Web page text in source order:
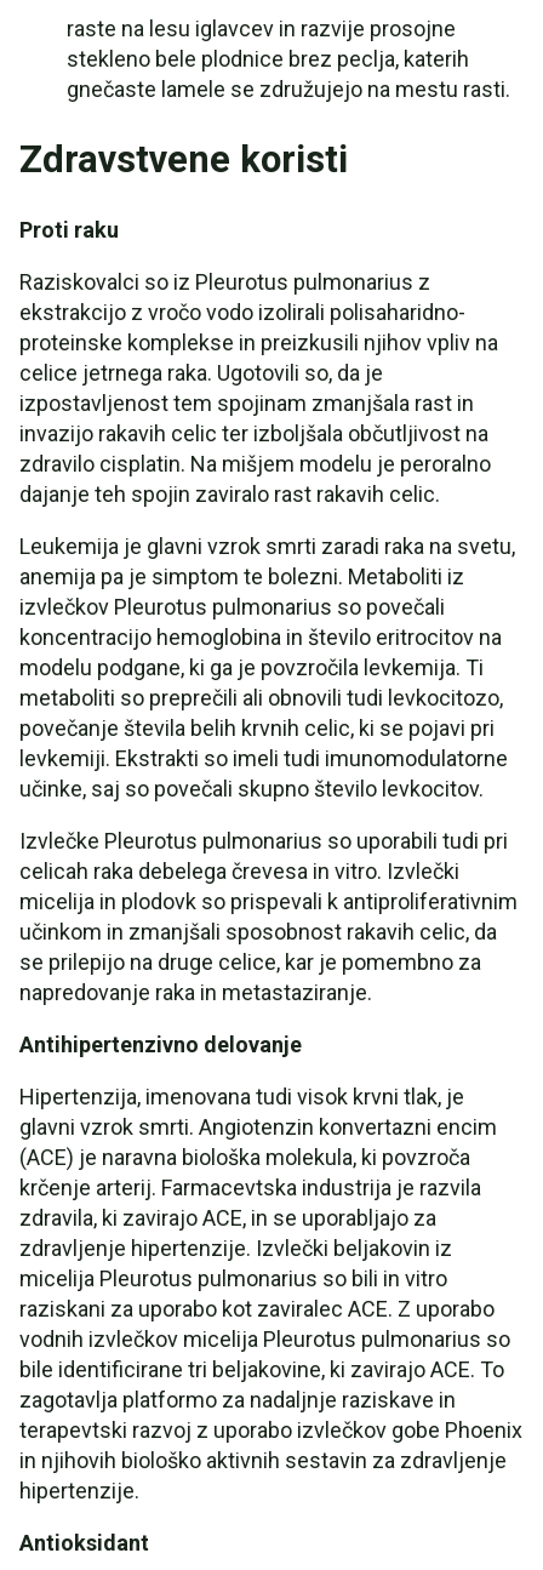
raste na lesu iglavcev in razvije prosojne
stekleno bele plodnice brez peclja, katerih
gnečaste lamele se združujejo na mestu rasti.
Zdravstvene koristi
Proti raku
Raziskovalci so iz Pleurotus pulmonarius z
ekstrakcijo z vročo vodo izolirali polisaharidno-
proteinske komplekse in preizkusili njihov vpliv na
celice jetrnega raka. Ugotovili so, da je
izpostavljenost tem spojinam zmanjšala rast in
invazijo rakavih celic ter izboljšala občutljivost na
zdravilo cisplatin. Na mišjem modelu je peroralno
dajanje teh spojin zaviralo rast rakavih celic.
Leukemija je glavni vzrok smrti zaradi raka na svetu,
anemija pa je simptom te bolezni. Metaboliti iz
izvlečkov Pleurotus pulmonarius so povečali
koncentracijo hemoglobina in število eritrocitov na
modelu podgane, ki ga je povzročila levkemija. Ti
metaboliti so preprečili ali obnovili tudi levkocitozo,
povečanje števila belih krvnih celic, ki se pojavi pri
levkemiji. Ekstrakti so imeli tudi imunomodulatorne
učinke, saj so povečali skupno število levkocitov.
Izvlečke Pleurotus pulmonarius so uporabili tudi pri
celicah raka debelega črevesa in vitro. Izvlečki
micelija in plodovk so prispevali k antiproliferativnim
učinkom in zmanjšali sposobnost rakavih celic, da
se prilepijo na druge celice, kar je pomembno za
napredovanje raka in metastaziranje.
Antihipertenzivno delovanje
Hipertenzija, imenovana tudi visok krvni tlak, je
glavni vzrok smrti. Angiotenzin konvertazni encim
(ACE) je naravna biološka molekula, ki povzroča
krčenje arterij. Farmacevtska industrija je razvila
zdravila, ki zavirajo ACE, in se uporabljajo za
zdravljenje hipertenzije. Izvlečki beljakovin iz
micelija Pleurotus pulmonarius so bili in vitro
raziskani za uporabo kot zaviralec ACE. Z uporabo
vodnih izvlečkov micelija Pleurotus pulmonarius so
bile identificirane tri beljakovine, ki zavirajo ACE. To
zagotavlja platformo za nadaljnje raziskave in
terapevtski razvoj z uporabo izvlečkov gobe Phoenix
in njihovih biološko aktivnih sestavin za zdravljenje
hipertenzije.
Antioksidant